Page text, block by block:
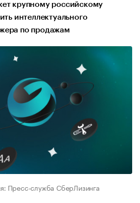
крупному российскому
интеллектуального
по продажам
Пресс-служба СберЛизинга